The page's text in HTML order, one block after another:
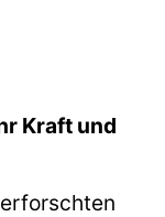
Kraft und